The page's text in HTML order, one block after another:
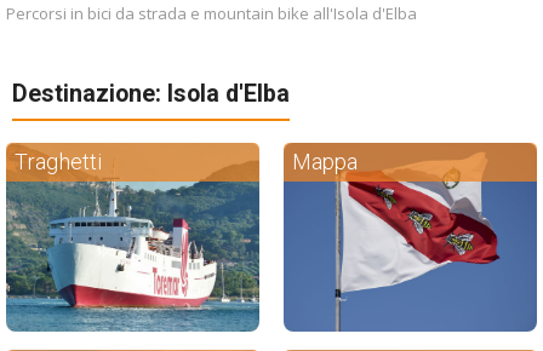
Percorsi in bici da strada e mountain bike all'Isola d'Elba
Destinazione: Isola d'Elba
Traghetti Mappa